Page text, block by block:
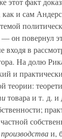
как и сам
— он повернул
входя в
На долю
и
теории:
товара и т. д. и
и,